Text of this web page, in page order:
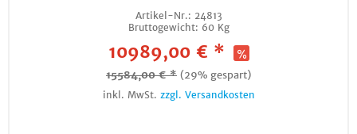
Artikel-Nr.: 24813
Bruttogewicht: 60 Kg
10989,00 € *
15584,00 € * (29% gespart)
inkl. MwSt. zzgl. Versandkosten